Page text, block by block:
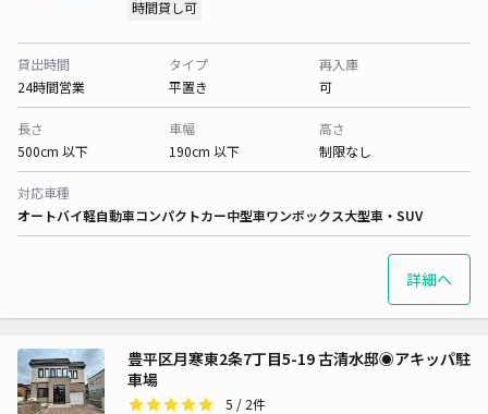
時間貸し可
貸出時間
24時間営業
タイプ
平置き
再入庫
可
長さ
500cm 以下
車幅
190cm 以下
高さ
制限なし
対応車種
オートバイ軽自動車コンパクトカー中型車ワンボックス大型車・SUV
詳細へ
豊平区月寒東2条7丁目5-19 古清水邸◉アキッパ駐
車場
5 / 2件